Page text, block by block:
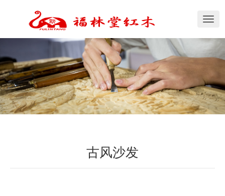
切
导
航
古风沙发